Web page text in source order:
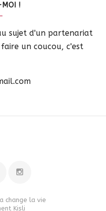
MOI !
sujet d'un partenariat
un coucou, c'est
change la vie
Kisli